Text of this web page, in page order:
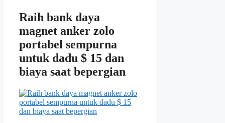
Raih bank daya
magnet anker zolo
portabel sempurna
untuk dadu $ 15 dan
biaya saat bepergian